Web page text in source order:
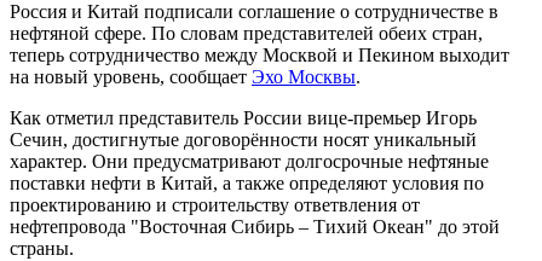
Россия и Китай подписали соглашение о сотрудничестве в
нефтяной сфере. По словам представителей обеих стран,
теперь сотрудничество между Москвой и Пекином выходит
на новый уровень, сообщает Эхо Москвы.
Как отметил представитель России вице-премьер Игорь
Сечин, достигнутые договорённости носят уникальный
характер. Они предусматривают долгосрочные нефтяные
поставки нефти в Китай, а также определяют условия по
проектированию и строительству ответвления от
нефтепровода "Восточная Сибирь – Тихий Океан" до этой
страны.